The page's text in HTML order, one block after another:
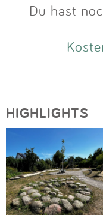
Du hast
HIGHLIGHTS